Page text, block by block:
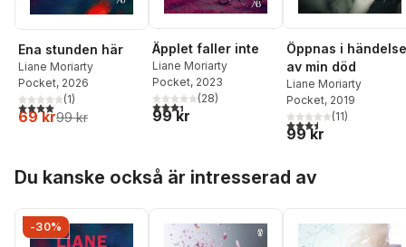
Ena stunden här
Liane Moriarty
Pocket, 2026
4,0utav 5 stjärnor. Totalt antal röster:
(1)
69 kr99 kr
Äpplet faller inte
Liane Moriarty
Pocket, 2023
3,4utav 5 stjärnor. Totalt antal röster:
(28)
99 kr
Öppnas i händelse
av min död
Liane Moriarty
Pocket, 2019
3,5utav 5 stjärnor.
(11)
99 kr
Du kanske också är intresserad av
-30%